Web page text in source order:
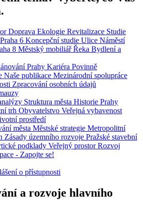
Doprava Ekologie Revitalizace Studie
Praha 6 Koncepční studie Ulice Náměstí
8 Městský mobiliářŘeka Bydlení a
Prahy Kariéra Povinně
Naše publikace Mezinárodní spolupráce
Zpracování osobních údajů
Struktura města Historie Prahy
trh Obyvatelstvo Veřejná vybavenost
prostředí
města Městské strategie Metropolitní
Zásady územního rozvoje Pražské stavební
podklady Veřejný prostorRozvoj
- Zapojte se!
o přístupnosti
a rozvoje hlavního